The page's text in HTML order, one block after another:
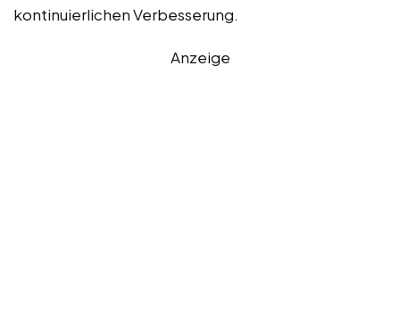
kontinuierlichen Verbesserung.
Anzeige